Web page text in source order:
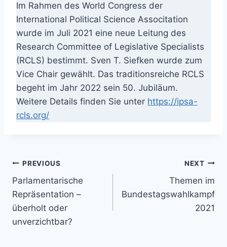
Im Rahmen des World Congress der
International Political Science Associtation
wurde im Juli 2021 eine neue Leitung des
Research Committee of Legislative Specialists
(RCLS) bestimmt. Sven T. Siefken wurde zum
Vice Chair gewählt. Das traditionsreiche RCLS
begeht im Jahr 2022 sein 50. Jubiläum.
Weitere Details finden Sie unter https://ipsa-
rcls.org/
Post
navigation
PREVIOUS
Parlamentarische
Repräsentation –
überholt oder
unverzichtbar?
NEXT
Themen im
Bundestagswahlkampf
2021